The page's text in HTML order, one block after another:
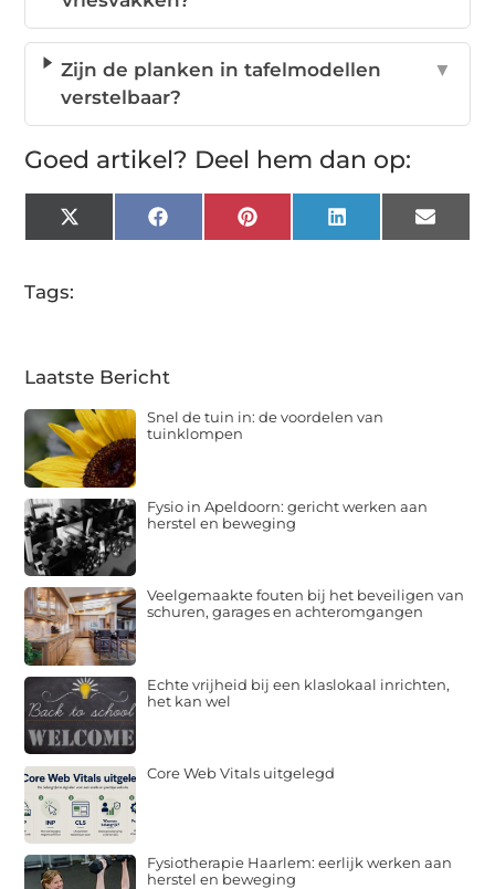
Zijn de planken in tafelmodellen
verstelbaar?
▼
Goed artikel? Deel hem dan op:
X
(Twitter)
FacebookPinterestLinkedInEmail
Tags:
Laatste Bericht
Snel de tuin in: de voordelen van
tuinklompen
Fysio in Apeldoorn: gericht werken aan
herstel en beweging
Veelgemaakte fouten bij het beveiligen van
schuren, garages en achteromgangen
Echte vrijheid bij een klaslokaal inrichten,
het kan wel
Core Web Vitals uitgelegd
Fysiotherapie Haarlem: eerlijk werken aan
herstel en beweging